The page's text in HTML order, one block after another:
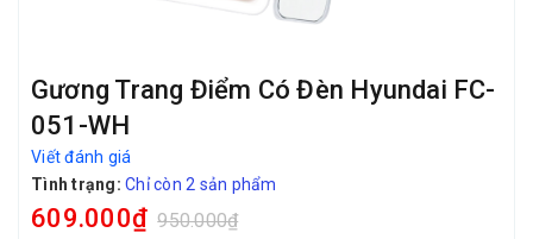
Gương Trang Điểm Có Đèn Hyundai FC-
051-WH
Viết đánh giá
Tình trạng: Chỉ còn 2 sản phẩm
609.000₫ 950.000₫